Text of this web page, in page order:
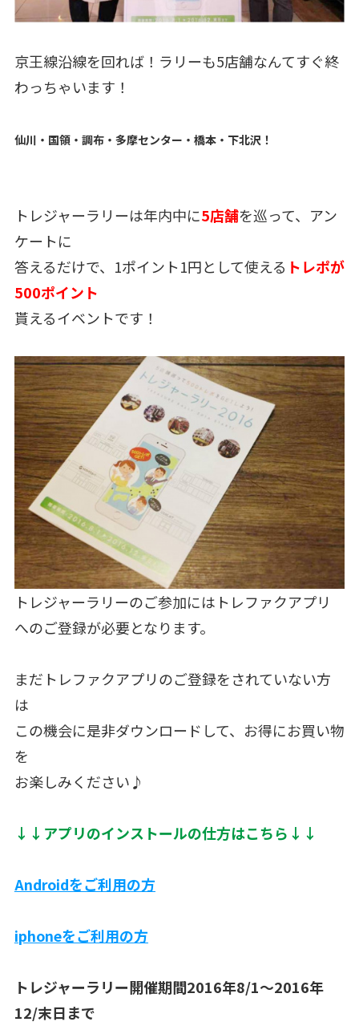
京王線沿線を回れば！ラリーも5店舗なんてすぐ終
わっちゃいます！
仙川・国領・調布・多摩センター・橋本・下北沢！
トレジャーラリーは年内中に5店舗を巡って、アン
ケートに
答えるだけで、1ポイント1円として使える トレポが
500ポイント
貰えるイベントです！
トレジャーラリーのご参加にはトレファクアプリ
へのご登録が必要となります。
まだトレファクアプリのご登録をされていない方
は
この機会に是非ダウンロードして、お得にお買い物
を
お楽しみください♪
↓↓アプリのインストールの仕方はこちら↓↓
Androidをご利用の方
iphoneをご利用の方
トレジャーラリー開催期間2016年8/1〜2016年
12/末日まで